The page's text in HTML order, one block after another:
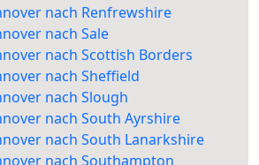
nach Renfrewshire
nach Sale
nach Scottish Borders
nach Sheffield
nach Slough
nach South Ayrshire
nach South Lanarkshire
nach Southampton